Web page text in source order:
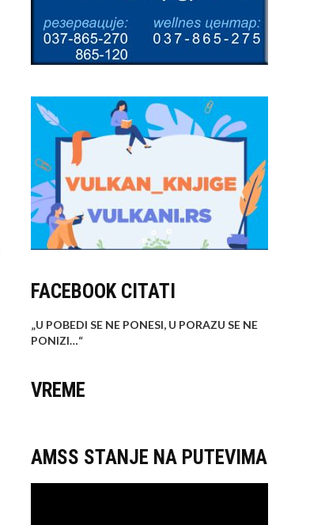
FACEBOOK CITATI
„U POBEDI SE NE PONESI, U PORAZU SE NE
PONIZI…“
VREME
AMSS STANJE NA PUTEVIMA